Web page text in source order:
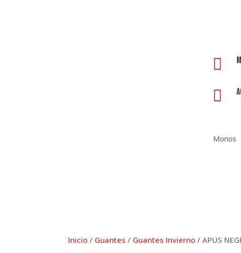


Monos
Inicio / Guantes / Guantes Invierno / APUS